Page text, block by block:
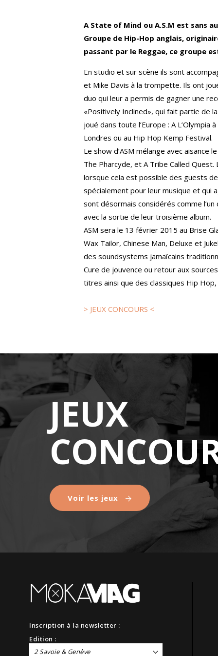
A State of Mind ou A.S.M est sans
Groupe de Hip-Hop anglais,
passant par le Reggae, ce groupe
En studio et sur scène ils sont
et Mike Davis à la trompette. Ils ont
duo qui leur a permis de gagner une
«Positively Inclined», qui fait partie de
joué dans toute l’Europe : A
Londres ou au Hip Hop Kemp Festival.
Le show d’ASM mélange avec
The Pharcyde, et A Tribe Called
lorsque cela est possible des guests
spécialement pour leur musique et qui
sont désormais considérés comme
avec la sortie de leur troisième album.
ASM sera le 13 février 2015 au Brise
Wax Tailor, Chinese Man, Deluxe et
des soundsystems jamaïcains
Cure de jouvence ou retour aux
titres ainsi que des classiques Hip
> JEUX CONCOURS <
JEUX
Voir les jeux
Inscription à la newsletter :
Edition :
2 Savoie & Genève